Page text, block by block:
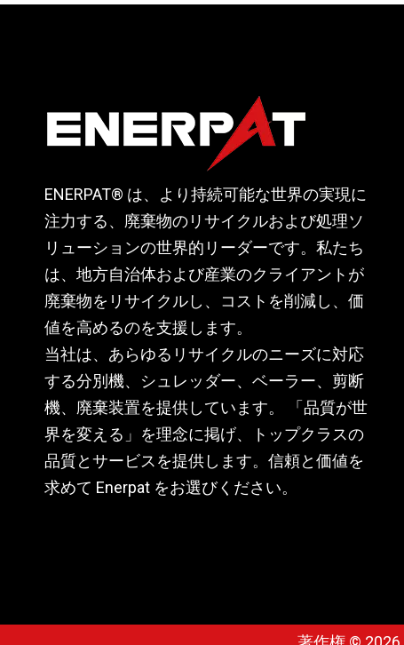
ENERPAT® は、より持続可能な世界の実現に
注力する、廃棄物のリサイクルおよび処理ソ
リューションの世界的リーダーです。私たち
は、地方自治体および産業のクライアントが
廃棄物をリサイクルし、コストを削減し、価
値を高めるのを支援します。
当社は、あらゆるリサイクルのニーズに対応
する分別機、シュレッダー、ベーラー、剪断
機、廃棄装置を提供しています。 「品質が世
界を変える」を理念に掲げ、トップクラスの
品質とサービスを提供します。信頼と価値を
求めて Enerpat をお選びください。